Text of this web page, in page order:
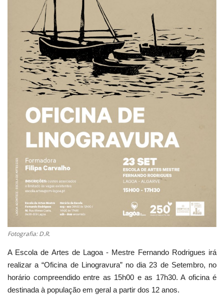
Estatuto Editorial
Saúde
Ficha técnica
Cultura
Lazer
Ambiente
Fotografia: D.R.
A Escola de Artes de Lagoa - Mestre Fernando Rodrigues irá
realizar a “Oficina de Linogravura” no dia 23 de Setembro, no
horário compreendido entre as 15h00 e as 17h30. A oficina é
destinada à população em geral a partir dos 12 anos.